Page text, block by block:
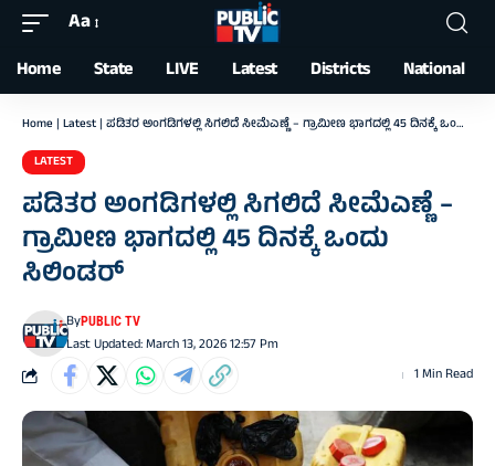
Font
Resizer
Aa
Home State LIVE Latest Districts National
Home | Latest | ಪಡಿತರ ಅಂಗಡಿಗಳಲ್ಲಿ ಸಿಗಲಿದೆ ಸೀಮೆಎಣ್ಣೆ – ಗ್ರಾಮೀಣ ಭಾಗದಲ್ಲಿ 45 ದಿನಕ್ಕೆ ಒಂದು ಸಿಲಿಂಡರ್‌
LATEST
ಪಡಿತರ ಅಂಗಡಿಗಳಲ್ಲಿ ಸಿಗಲಿದೆ ಸೀಮೆಎಣ್ಣೆ –
ಗ್ರಾಮೀಣ ಭಾಗದಲ್ಲಿ 45 ದಿನಕ್ಕೆ ಒಂದು
ಸಿಲಿಂಡರ್‌
Last Updated: March 13, 2026 12:57 Pm
ByPUBLIC TV
1 Min Read